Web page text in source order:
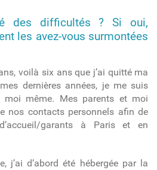
des difficultés ? Si oui,
les avez-vous surmontées
voilà six ans que j’ai quitté ma
dernières années, je me suis
moi même. Mes parents et moi
nos contacts personnels afin de
garants à Paris et en
j’ai d’abord été hébergée par la